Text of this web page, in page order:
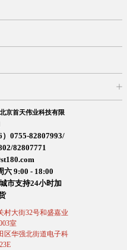
京首天伟业科技有限
0755-82807993/
82807771
六 9:00 - 18:00
市支持24小时加
村大街32号和盛嘉业
室
区华强北街道电子科